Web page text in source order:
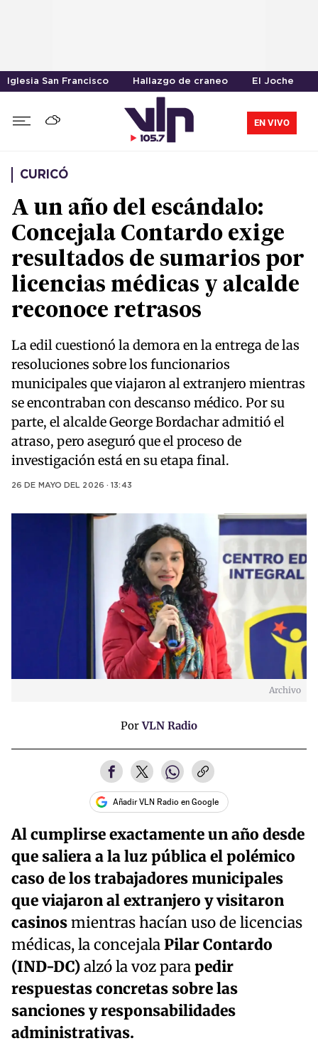
Iglesia San Francisco Hallazgo de craneo El Joche
EN VIVO
CURICÓ
A un año del escándalo:
Concejala Contardo exige
resultados de sumarios por
licencias médicas y alcalde
reconoce retrasos
La edil cuestionó la demora en la entrega de las
resoluciones sobre los funcionarios
municipales que viajaron al extranjero mientras
se encontraban con descanso médico. Por su
parte, el alcalde George Bordachar admitió el
atraso, pero aseguró que el proceso de
investigación está en su etapa final.
26 DE MAYO DEL 2026 · 13:43
Archivo
PorVLN Radio
Añadir VLN Radio en Google
Al cumplirse exactamente un año desde
que saliera a la luz pública el polémico
caso de los trabajadores municipales
que viajaron al extranjero y visitaron
casinosmientras hacían uso de licencias
médicas, la concejalaPilar Contardo
(IND-DC)alzó la voz parapedir
respuestas concretas sobre las
sanciones y responsabilidades
administrativas.